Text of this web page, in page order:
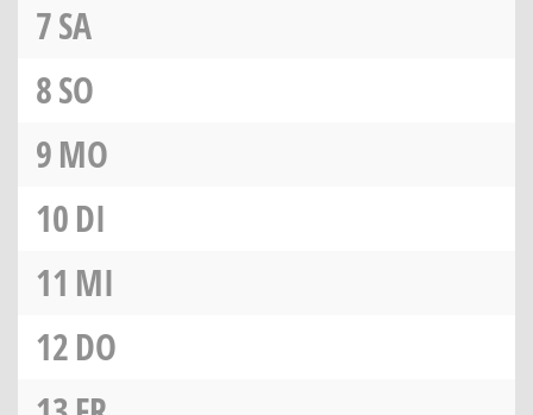
7SA
8SO
9MO
10DI
11 MI
12DO